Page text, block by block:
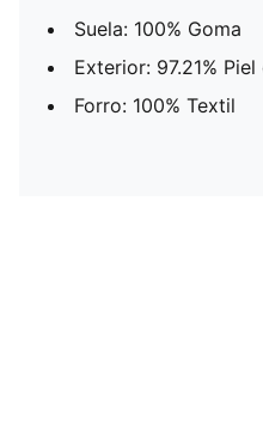
Suela: 100% Goma
Exterior: 97.21%
Forro: 100% Textil